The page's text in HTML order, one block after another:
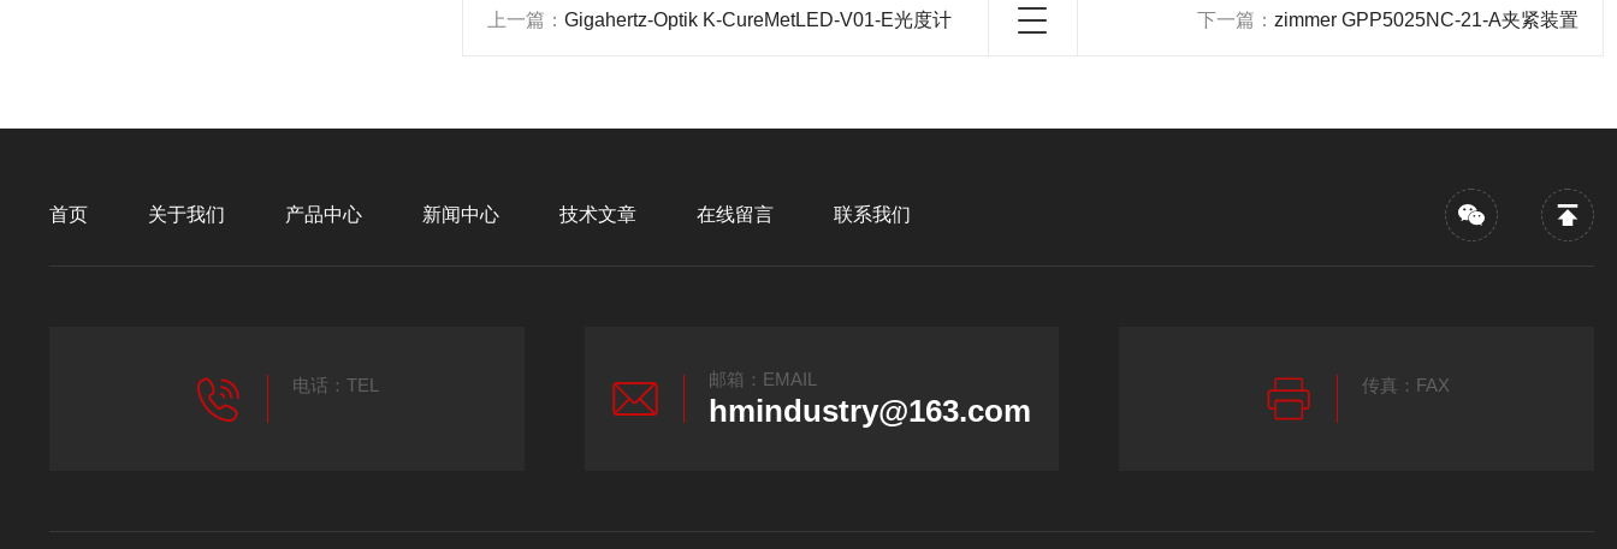
上一篇： Gigahertz-Optik K-CureMetLED-V01-E光度计 下一篇： zimmer GPP5025NC-21-A夹紧装置
首页 关于我们 产品中心 新闻中心 技术文章 在线留言 联系我们
电话：TEL 邮箱：EMAIL
hmindustry@163.com
传真：FAX